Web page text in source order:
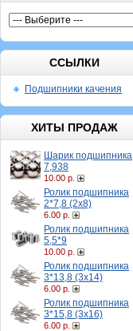
ССЫЛКИ
Подшипники качения
ХИТЫ ПРОДАЖ
Шарик подшипника
7,938
10.00 р.
Ролик подшипника
2*7,8 (2х8)
6.00 р.
Ролик подшипника
5,5*9
10.00 р.
Ролик подшипника
3*13,8 (3х14)
6.00 р.
Ролик подшипника
3*15,8 (3х16)
6.00 р.